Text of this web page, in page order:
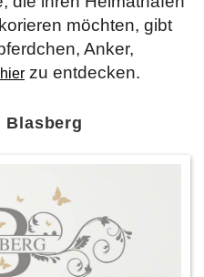
möchten, gibt
Anker,
hier zu entdecken.
Blasberg